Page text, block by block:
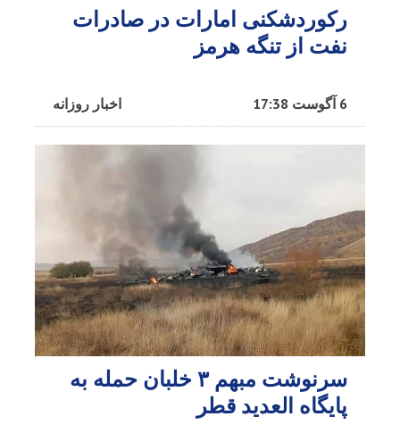
رکوردشکنی امارات در صادرات
نفت از تنگه هرمز
اخبار روزانه 6 آگوست 17:38
سرنوشت مبهم ۳ خلبان حمله به
پایگاه العدید قطر